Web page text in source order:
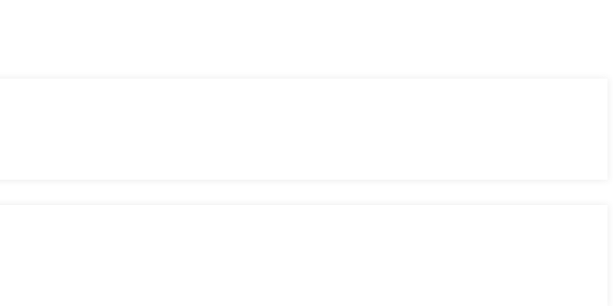
senza complicazioni.
del mercato.
piattaforme e dApp.